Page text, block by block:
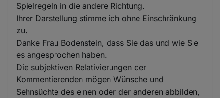
Spielregeln in die andere Richtung.
Ihrer Darstellung stimme ich ohne Einschränkung
zu.
Danke Frau Bodenstein, dass Sie das und wie Sie
es angesprochen haben.
Die subjektiven Relativierungen der
Kommentierenden mögen Wünsche und
Sehnsüchte des einen oder der anderen abbilden,